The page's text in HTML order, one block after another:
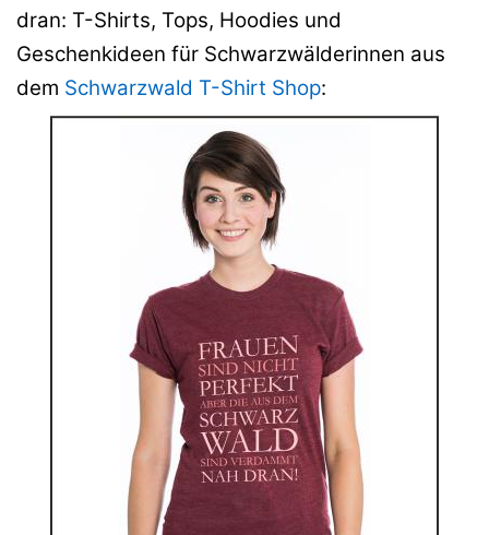
dran: T-Shirts, Tops, Hoodies und
Geschenkideen für Schwarzwälderinnen aus
dem Schwarzwald T-Shirt Shop: